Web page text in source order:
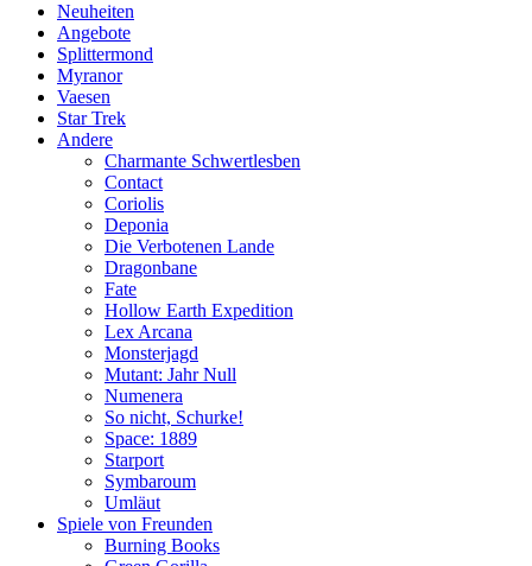
Neuheiten
Angebote
Splittermond
Myranor
Vaesen
Star Trek
Andere
Charmante Schwertlesben
Contact
Coriolis
Deponia
Die Verbotenen Lande
Dragonbane
Fate
Hollow Earth Expedition
Lex Arcana
Monsterjagd
Mutant: Jahr Null
Numenera
So nicht, Schurke!
Space: 1889
Starport
Symbaroum
Umläut
Spiele von Freunden
Burning Books